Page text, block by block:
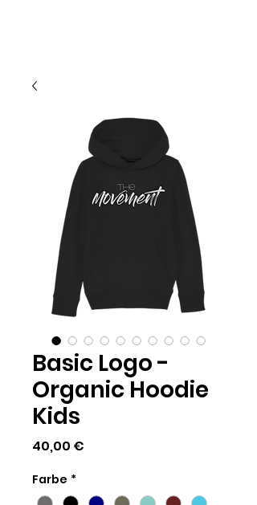
Basic Logo -
Organic Hoodie
Kids
40,00 €
Farbe *